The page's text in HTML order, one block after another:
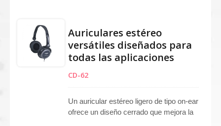
permiten compartir música fácilmente
utilizando un cable adicional, mejorando
la versatilidad. Disponibles en múltiples
opciones de color, los auriculares
plegables son ideales para disfrutar de
la música, uso en entretenimiento y
proyectos promocionales, combinando
un diseño elegante con un rendimiento
Auriculares estéreo
versátiles diseñados para
todas las aplicaciones
CD-62
Un auricular estéreo ligero de tipo on-ear
ofrece un diseño cerrado que mejora la